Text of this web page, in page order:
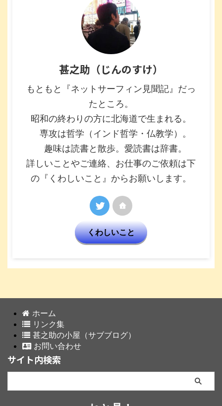
甚之助（じんのすけ）
もともと『ネットサーフィン見聞記』だっ
たところ。
昭和の終わりの方に北海道で生まれる。
専攻は哲学（インド哲学・仏教学）。
趣味は読書と散歩。愛読書は辞書。
詳しいことやご連絡、お仕事のご依頼は下
の『くわしいこと』からお願いします。
くわしいこと
ホーム
リンク集
甚之助の小屋（サブブログ）
お問い合わせ
サイト内検索